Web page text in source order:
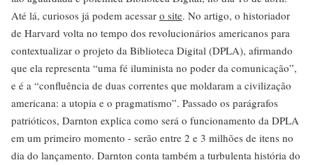
Até lá, curiosos já podem acessar o site. No artigo, o historiador
de Harvard volta no tempo dos revolucionários americanos para
contextualizar o projeto da Biblioteca Digital (DPLA), afirmando
que ela representa “uma fé iluminista no poder da comunicação”,
e é a “confluência de duas correntes que moldaram a civilização
americana: a utopia e o pragmatismo”. Passado os parágrafos
patrióticos, Darnton explica como será o funcionamento da DPLA
em um primeiro momento - serão entre 2 e 3 milhões de itens no
dia do lançamento. Darnton conta também a turbulenta história do